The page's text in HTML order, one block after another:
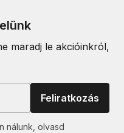
maradj le akcióinkról,
Feliratkozás
nálunk, olvasd